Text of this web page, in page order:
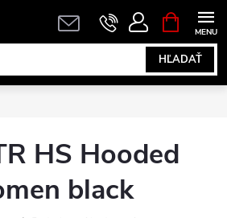
HĽADAŤ
KOŠÍK
HS Hooded
black